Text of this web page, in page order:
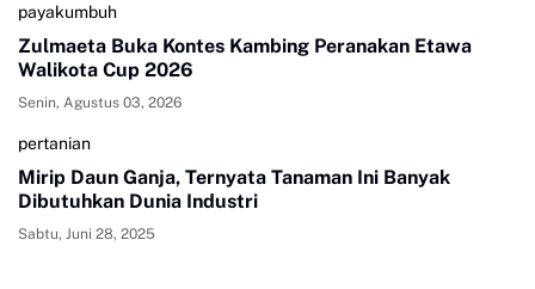
payakumbuh
Zulmaeta Buka Kontes Kambing Peranakan Etawa
Walikota Cup 2026
Senin, Agustus 03, 2026
pertanian
Mirip Daun Ganja, Ternyata Tanaman Ini Banyak
Dibutuhkan Dunia Industri
Sabtu, Juni 28, 2025